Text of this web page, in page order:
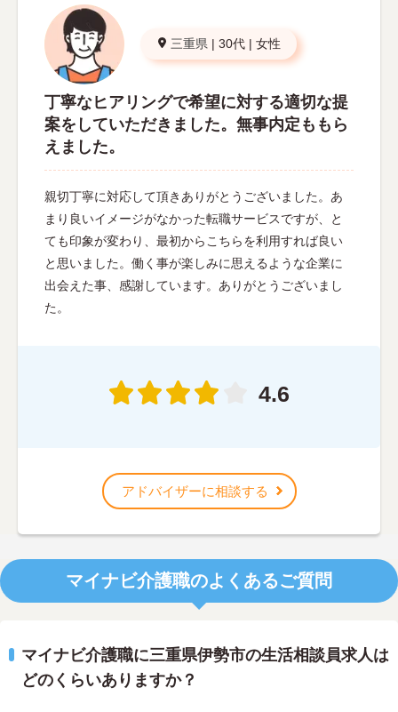
三重県 | 30代 | 女性
丁寧なヒアリングで希望に対する適切な提
案をしていただきました。無事内定ももら
えました。
親切丁寧に対応して頂きありがとうございました。あ
まり良いイメージがなかった転職サービスですが、と
ても印象が変わり、最初からこちらを利用すれば良い
と思いました。働く事が楽しみに思えるような企業に
出会えた事、感謝しています。ありがとうございまし
た。
4.6
アドバイザーに相談する
マイナビ介護職のよくあるご質問
マイナビ介護職に三重県伊勢市の生活相談員求人は
どのくらいありますか？